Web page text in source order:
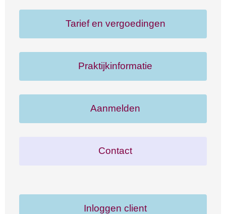
Tarief en vergoedingen
Praktijkinformatie
Aanmelden
Contact
Inloggen client